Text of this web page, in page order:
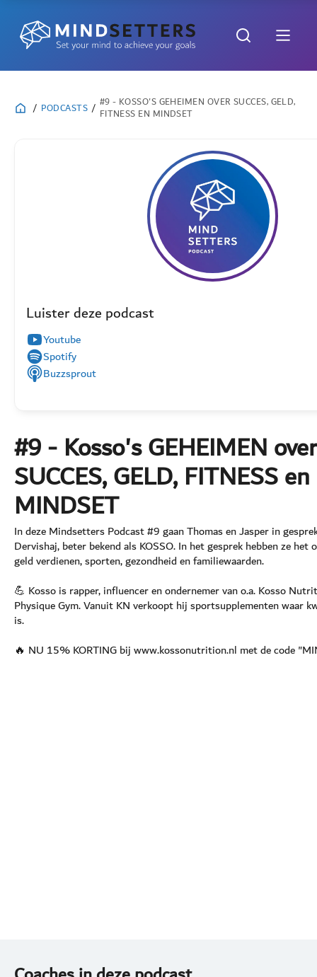
/ PODCASTS / #9 - KOSSO'S GEHEIMEN OVER SUCCES, GELD,
FITNESS EN MINDSET
Luister deze podcast
Youtube
Spotify
Buzzsprout
#9 - Kosso's GEHEIMEN over
SUCCES, GELD, FITNESS en
MINDSET
In deze Mindsetters Podcast #9 gaan Thomas en Jasper in
Dervishaj, beter bekend als KOSSO. In het gesprek hebben ze het
geld verdienen, sporten, gezondheid en familiewaarden.
💪 Kosso is rapper, influencer en ondernemer van o.a. Kosso
Physique Gym. Vanuit KN verkoopt hij sportsupplementen waar
is.
🔥 NU 15% KORTING bij www.kossonutrition.nl met de code